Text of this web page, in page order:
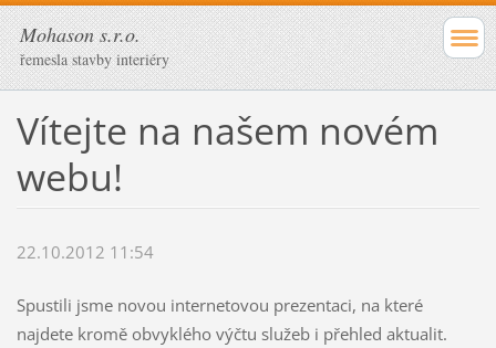
Mohason s.r.o.
řemesla stavby interiéry
Vítejte na našem novém
webu!
22.10.2012 11:54
Spustili jsme novou internetovou prezentaci, na které
najdete kromě obvyklého výčtu služeb i přehled aktualit.